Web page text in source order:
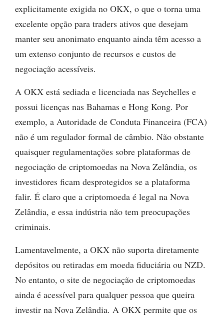
explicitamente exigida no OKX, o que o torna uma
excelente opção para traders ativos que desejam
manter seu anonimato enquanto ainda têm acesso a
um extenso conjunto de recursos e custos de
negociação acessíveis.
A OKX está sediada e licenciada nas Seychelles e
possui licenças nas Bahamas e Hong Kong. Por
exemplo, a Autoridade de Conduta Financeira (FCA)
não é um regulador formal de câmbio. Não obstante
quaisquer regulamentações sobre plataformas de
negociação de criptomoedas na Nova Zelândia, os
investidores ficam desprotegidos se a plataforma
falir. É claro que a criptomoeda é legal na Nova
Zelândia, e essa indústria não tem preocupações
criminais.
Lamentavelmente, a OKX não suporta diretamente
depósitos ou retiradas em moeda fiduciária ou NZD.
No entanto, o site de negociação de criptomoedas
ainda é acessível para qualquer pessoa que queira
investir na Nova Zelândia. A OKX permite que os